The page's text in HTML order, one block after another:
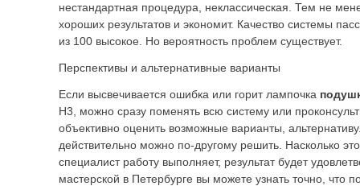
нестандартная процедура, неклассическая. Тем не
хороших результатов и экономит. Качество системы
из 100 высокое. Но вероятность проблем существует.
Перспективы и альтернативные варианты
Если высвечивается ошибка или горит лампочка
H3, можно сразу поменять всю систему или
объективно оценить возможные варианты,
действительно можно по-другому решить. Насколько
специалист работу выполняет, результат будет
мастерской в Петербурге вы можете узнать точно, что